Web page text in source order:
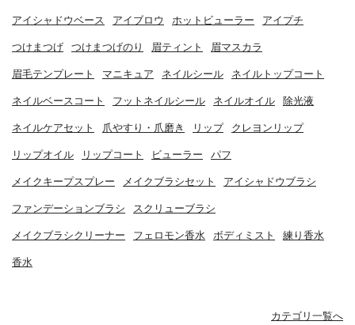
アイシャドウベース アイブロウ ホットビューラー アイプチ
つけまつげ つけまつげのり 眉ティント 眉マスカラ
眉毛テンプレート マニキュア ネイルシール ネイルトップコート
ネイルベースコート フットネイルシール ネイルオイル 除光液
ネイルケアセット 爪やすり・爪磨き リップ クレヨンリップ
リップオイル リップコート ビューラー パフ
メイクキープスプレー メイクブラシセット アイシャドウブラシ
ファンデーションブラシ スクリューブラシ
メイクブラシクリーナー フェロモン香水 ボディミスト 練り香水
香水
カテゴリ一覧へ